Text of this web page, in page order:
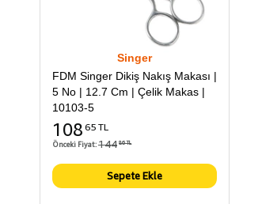
Singer
FDM Singer Dikiş Nakış Makası |
5 No | 12.7 Cm | Çelik Makas |
10103-5
108 65 TL
Önceki Fiyat:144 86 TL
Sepete Ekle